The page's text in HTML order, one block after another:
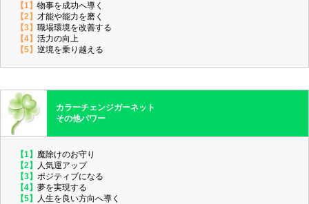
【1】物事を成功へ導く
【2】才能や能力を磨く
【3】職場環境を改善する
【4】活力の向上
【5】逆境を乗り越える
カラーチェンジガーネット
その他パワー
【1】 魔除けのお守り
【2】
人気運アップ
【3】 ポジティブになる
【4】夢を実現する
【5】
人生を良い方向へ導く